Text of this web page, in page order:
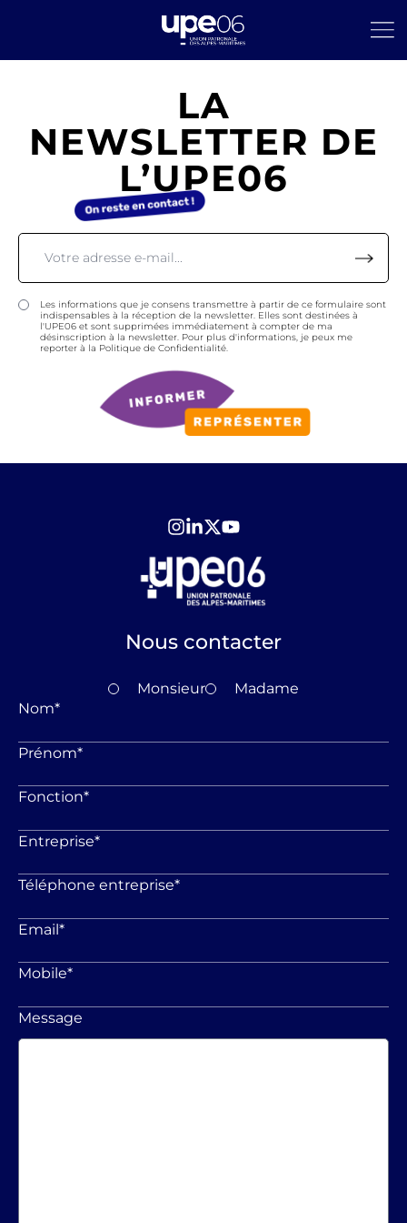
LA
NEWSLETTER DE
L’UPE06
Les informations que je consens transmettre à partir de ce formulaire sont
indispensables à la réception de la newsletter. Elles sont destinées à
l'UPE06 et sont supprimées immédiatement à compter de ma
désinscription à la newsletter. Pour plus d'informations, je peux me
reporter à la Politique de Confidentialité.
Nous contacter
Monsieur
Madame
Nom*
Prénom*
Fonction*
Entreprise*
Téléphone entreprise*
Email*
Mobile*
Message